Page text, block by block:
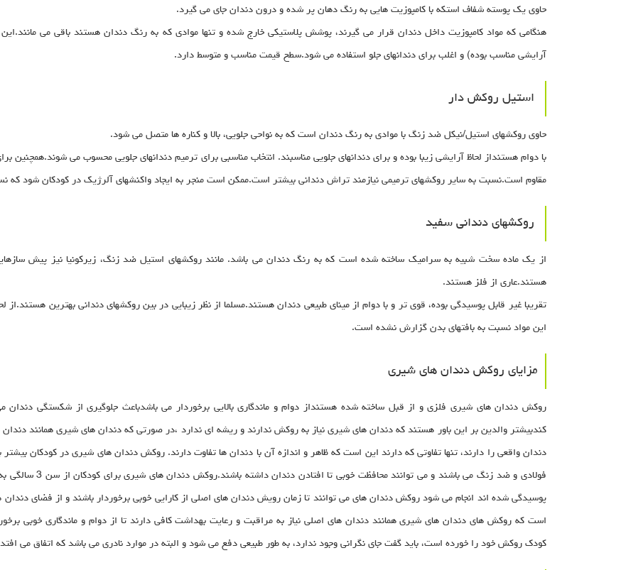
حاوی یک پوسته شفاف استکه با کامپوزیت هایی به رنگ دهان پر شده و درون دندان جای می گیرد.
هنگامی که مواد کامپوزیت داخل دندان قرار می گیرند، پوشش پلاستیکی خارج شده و تنها موادی که به رنگ دندان هستند باقی می
آرایشی مناسب بوده) و اغلب برای دندانهای جلو استفاده می شود.سطح قیمت مناسب و متوسط دارد.
استیل روکش دار
حاوی روکشهای استیل/نیکل ضد زنگ با موادی به رنگ دندان است که به نواحی جلویی، بالا و کناره ها متصل می شود.
با دوام هستنداز لحاظ آرایشی زیبا بوده و برای دندانهای جلویی مناسبند. انتخاب مناسبی برای ترمیم دندانهای جلویی محسوب می شوند.همچنین
مقاوم است.نسبت به سایر روکشهای ترمیمی نیازمند تراش دندانی بیشتر است.ممکن است منجر به ایجاد واکنشهای آلرژیک در کودکان شود که
روکشهای دندانی سفید
از یک ماده سخت شبیه به سرامیک ساخته شده است که به رنگ دندان می باشد. مانند روکشهای استیل ضد زنگ، زیرکونیا نیز پیش
هستند.عاری از فلز هستند.
تقریبا غیر قابل پوسیدگی بوده، قوی تر و با دوام از مینای طبیعی دندان هستند.مسلما از نظر زیبایی در بین روکشهای دندانی بهترین
این مواد نسبت به بافتهای بدن گزارش نشده است.
مزایای روکش دندان های شیری
روکش دندان های شیری فلزی و از قبل ساخته شده هستنداز دوام و ماندگاری بالایی برخوردار می باشدباعث جلوگیری از شکستگی
کندبیشتر والدین بر این باور هستند که دندان های شیری نیاز به روکش ندارند و ریشه ای ندارد ،در صورتی که دندان های شیری همانند
دندان واقعی را دارند، تنها تفاوتی که دارند این است که ظاهر و اندازه آن با دندان ها تفاوت دارند. روکش دندان های شیری در کودکان
فولادی و ضد زنگ می
پوسیدگی شده اند انجام می شود روکش دندان های می توانند تا زمان رویش دندان های اصلی از کارایی خوبی برخوردار باشند و از فضای دندان
است که روکش های دندان های شیری همانند دندان های اصلی نیاز به مراقبت و رعایت بهداشت کافی دارند تا از دوام و ماندگاری خوبی
کودک روکش خود را خورده است، باید گفت جای نگرانی وجود ندارد، به طور طبیعی دفع می شود و البته در موارد نادری می باشد که اتفاق می